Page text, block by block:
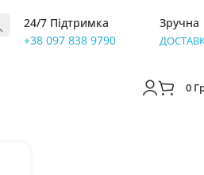
24/7 Підтримка
+38 097 838 9790
Зручна
0